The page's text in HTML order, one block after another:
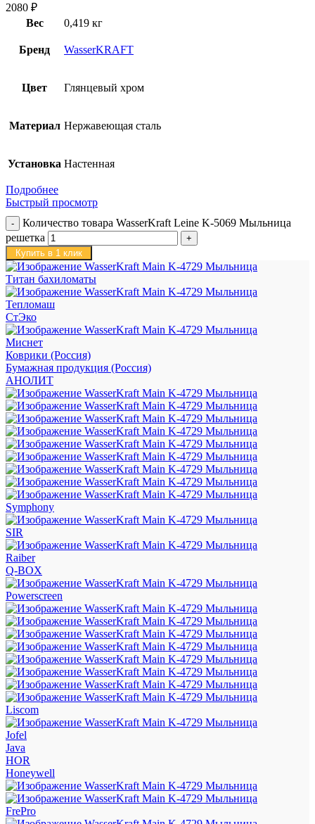
2080 ₽
Вес
0,419 кг
Бренд WasserKRAFT
Цвет Глянцевый хром
Материал Нержавеющая сталь
Установка Настенная
Подробнее
Быстрый просмотр
Количество товара WasserKraft Leine K-5069 Мыльница
решетка
Купить в 1 клик
Титан бахиломаты
Тепломаш
СтЭко
Миснет
Коврики (Россия)
Бумажная продукция (Россия)
АНОЛИТ
Symphony
SIR
Raiber
Q-BOX
Powerscreen
Liscom
Jofel
Java
HOR
Honeywell
FrePro